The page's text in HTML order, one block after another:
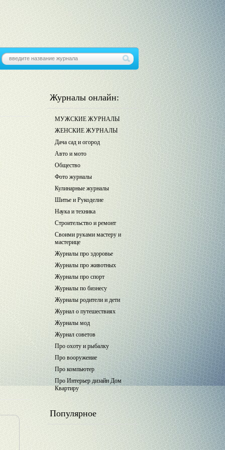
Журналы онлайн:
МУЖСКИЕ ЖУРНАЛЫ
ЖЕНСКИЕ ЖУРНАЛЫ
Дача сад и огород
Авто и мото
Общество
Фото журналы
Кулинарные журналы
Шитье и Рукоделие
Наука и техника
Строительство и ремонт
Своими руками мастеру и
мастерице
Журналы про здоровье
Журналы про животных
Журналы про спорт
Журналы по бизнесу
Журналы родители и дети
Журнал о путешествиях
Журналы мод
Журнал советов
Про охоту и рыбалку
Про вооружение
Про компьютер
Про Интерьер дизайн Дом
Квартиру
Популярное